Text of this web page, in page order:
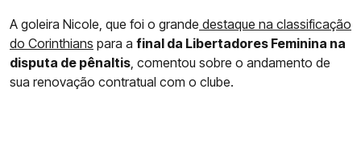
A goleira Nicole, que foi o grande destaque na classificação
do Corinthians para a final da Libertadores Feminina na
disputa de pênaltis, comentou sobre o andamento de
sua renovação contratual com o clube.